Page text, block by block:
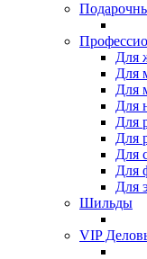
Для
Для
Для
Для
Для
Для
Для
Для
Для
Шильды
VIP